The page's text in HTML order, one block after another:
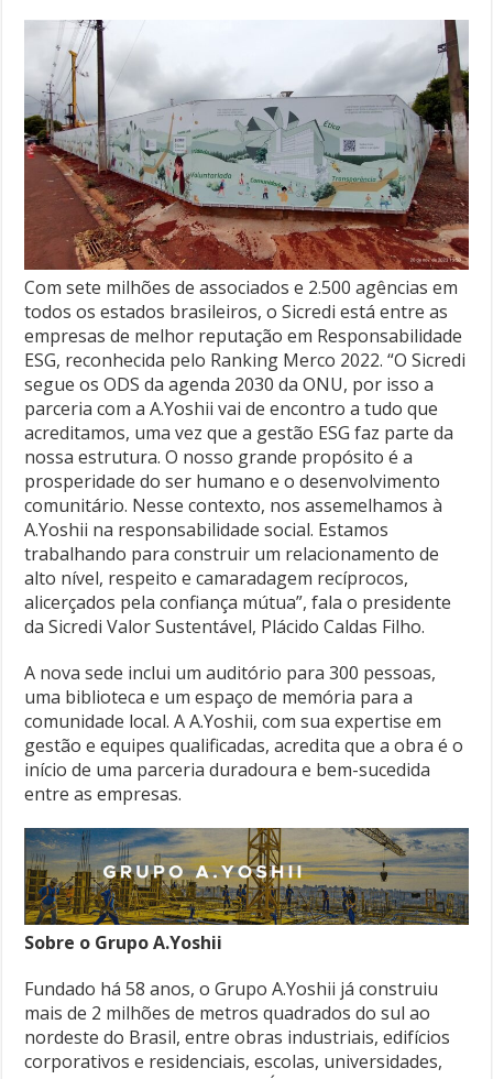
Com sete milhões de associados e 2.500 agências em
todos os estados brasileiros, o Sicredi está entre as
empresas de melhor reputação em Responsabilidade
ESG, reconhecida pelo Ranking Merco 2022. “O Sicredi
segue os ODS da agenda 2030 da ONU, por isso a
parceria com a A.Yoshii vai de encontro a tudo que
acreditamos, uma vez que a gestão ESG faz parte da
nossa estrutura. O nosso grande propósito é a
prosperidade do ser humano e o desenvolvimento
comunitário. Nesse contexto, nos assemelhamos à
A.Yoshii na responsabilidade social. Estamos
trabalhando para construir um relacionamento de
alto nível, respeito e camaradagem recíprocos,
alicerçados pela confiança mútua”, fala o presidente
da Sicredi Valor Sustentável, Plácido Caldas Filho.
A nova sede inclui um auditório para 300 pessoas,
uma biblioteca e um espaço de memória para a
comunidade local. A A.Yoshii, com sua expertise em
gestão e equipes qualificadas, acredita que a obra é o
início de uma parceria duradoura e bem-sucedida
entre as empresas.
Sobre o Grupo A.Yoshii
Fundado há 58 anos, o Grupo A.Yoshii já construiu
mais de 2 milhões de metros quadrados do sul ao
nordeste do Brasil, entre obras industriais, edifícios
corporativos e residenciais, escolas, universidades,